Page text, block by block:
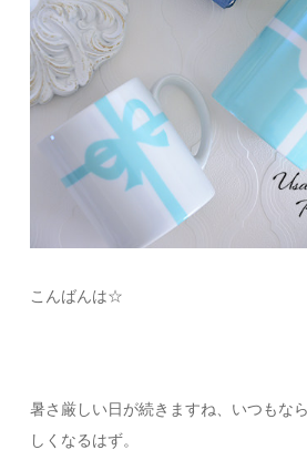
こんばんは☆
暑さ厳しい日が続きますね、いつもな
しくなるはず。